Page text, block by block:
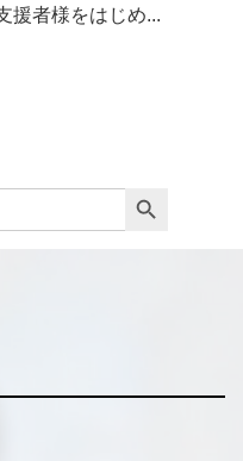
援者様をはじめ...
Search Button